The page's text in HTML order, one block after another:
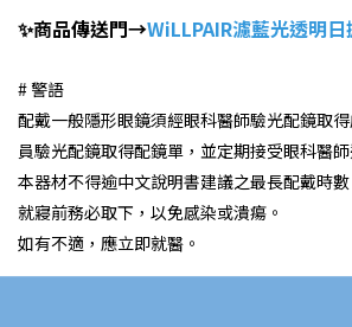
✨商品傳送門→WiLLPAIR濾藍光透明日
# 警語
配戴一般隱形眼鏡須經眼科醫師驗光配鏡取
員驗光配鏡取得配鏡單，並定期接受眼科醫師
本器材不得逾中文說明書建議之最長配戴時
就寢前務必取下，以免感染或潰瘍。
如有不適，應立即就醫。